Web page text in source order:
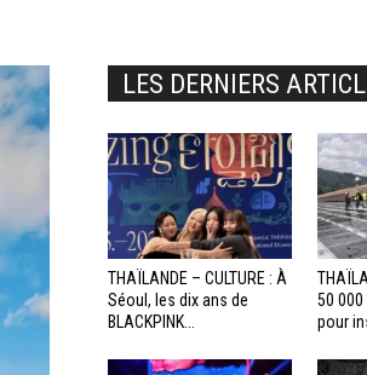
LES DERNIERS
THAÏLANDE – CULTURE : À
Séoul, les dix ans de
BLACKPINK...
50
pour